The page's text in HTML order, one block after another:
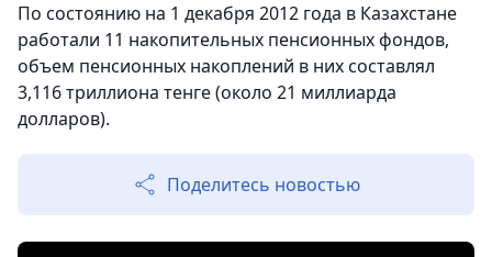
По состоянию на 1 декабря 2012 года в Казахстане
работали 11 накопительных пенсионных фондов,
объем пенсионных накоплений в них составлял
3,116 триллиона тенге (около 21 миллиарда
долларов).
Поделитесь новостью